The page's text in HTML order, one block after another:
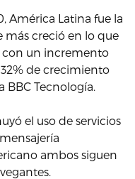
América Latina fue la
creció en lo que
con un incremento
de crecimiento
Tecnología.
el uso de servicios
ambos siguen